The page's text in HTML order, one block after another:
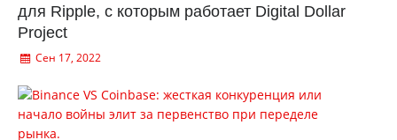
для Ripple, с которым работает Digital Dollar
Project
Сен 17, 2022